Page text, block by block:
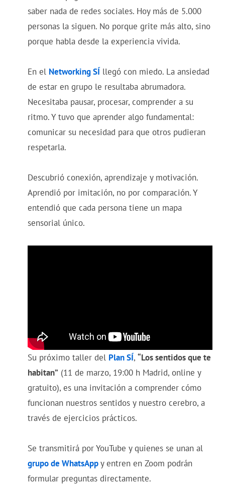
saber nada de redes sociales. Hoy más de 5.000
personas la siguen. No porque grite más alto, sino
porque habla desde la experiencia vivida.
En el Networking SÍ llegó con miedo. La ansiedad
de estar en grupo le resultaba abrumadora.
Necesitaba pausar, procesar, comprender a su
ritmo. Y tuvo que aprender algo fundamental:
comunicar su necesidad para que otros pudieran
respetarla.
Descubrió conexión, aprendizaje y motivación.
Aprendió por imitación, no por comparación. Y
entendió que cada persona tiene un mapa
sensorial único.
Su próximo taller del Plan SÍ, “Los sentidos que te
habitan” (11 de marzo, 19:00 h Madrid, online y
gratuito), es una invitación a comprender cómo
funcionan nuestros sentidos y nuestro cerebro, a
través de ejercicios prácticos.
Se transmitirá por YouTube y quienes se unan al
grupo de WhatsAppy entren en Zoom podrán
formular preguntas directamente.